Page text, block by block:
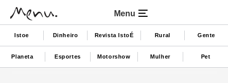
Menu
Istoe Dinheiro Revista IstoÉ Rural Gente
Planeta Esportes Motorshow Mulher Pet